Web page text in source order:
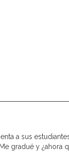
a sus
gradué y ¿ahora